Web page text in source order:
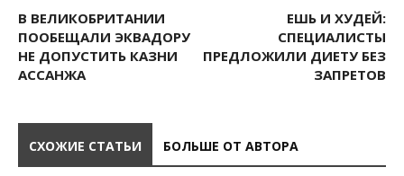
В ВЕЛИКОБРИТАНИИ
ПООБЕЩАЛИ ЭКВАДОРУ
НЕ ДОПУСТИТЬ КАЗНИ
АССАНЖА
ЕШЬ И ХУДЕЙ:
СПЕЦИАЛИСТЫ
ПРЕДЛОЖИЛИ ДИЕТУ БЕЗ
ЗАПРЕТОВ
СХОЖИЕ СТАТЬИ БОЛЬШЕ ОТ АВТОРА